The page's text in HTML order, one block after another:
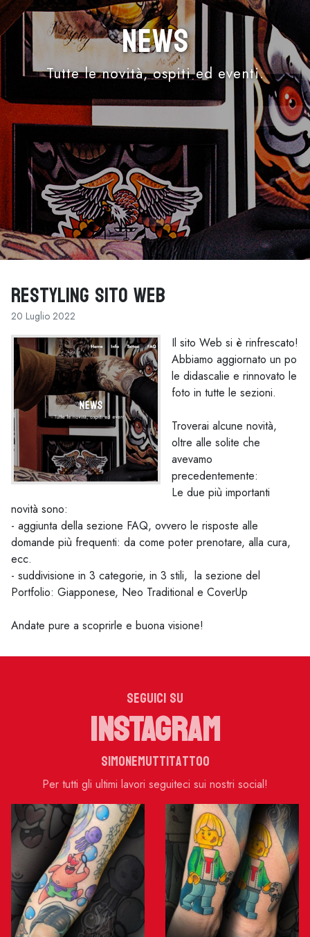
News
Tutte le novità, ospiti ed eventi.
Restyling Sito WEB
20 Luglio 2022
Il sito Web si è rinfrescato!
Abbiamo aggiornato un po
le didascalie e rinnovato le
foto in tutte le sezioni.
Troverai alcune novità,
oltre alle solite che
avevamo
precedentemente:
Le due più importanti
novità sono:
- aggiunta della sezione FAQ, ovvero le risposte alle
domande più frequenti: da come poter prenotare, alla cura,
ecc.
- suddivisione in 3 categorie, in 3 stili, la sezione del
Portfolio: Giapponese, Neo Traditional e CoverUp
Andate pure a scoprirle e buona visione!
SEGUICI SU
INSTAGRAM
simonemuttitattoo
Per tutti gli ultimi lavori seguiteci sui nostri social!